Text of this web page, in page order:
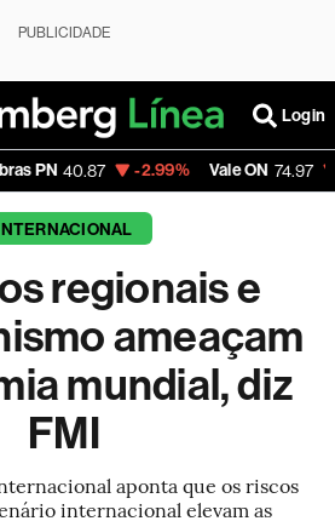
PUBLICIDADE
Login
-2.99% Vale ON 74.97 -0.56%
regionais e
ameaçam
mundial, diz
FMI
aponta que os riscos
internacional elevam as